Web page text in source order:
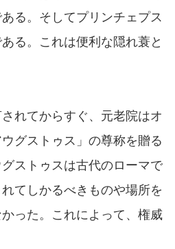
る。そしてプリンチェプス
る。これは便利な隠れ蓑と
れてからすぐ、元老院はオ
グストゥス」の尊称を贈る
ストゥスは古代のローマで
てしかるべきものや場所を
った。これによって、権威